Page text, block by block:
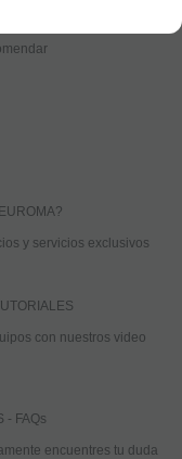
y servicios exclusivos
con nuestros video
- FAQs
encuentres tu duda